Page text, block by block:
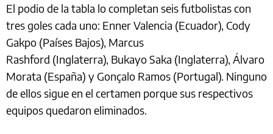
El podio de la tabla lo completan seis futbolistas con
tres goles cada uno: Enner Valencia (Ecuador), Cody
Gakpo (Países Bajos), Marcus
Rashford (Inglaterra), Bukayo Saka (Inglaterra), Álvaro
Morata (España) y Gonçalo Ramos (Portugal). Ninguno
de ellos sigue en el certamen porque sus respectivos
equipos quedaron eliminados.